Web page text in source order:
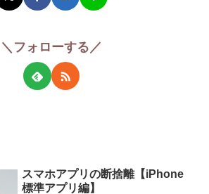
＼フォローする／
スマホアプリの断捨離【iPhone
標準アプリ編】